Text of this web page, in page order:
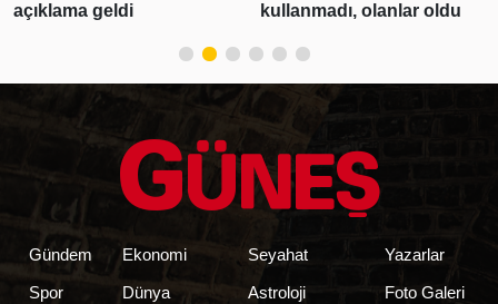
kullanmadı, olanlar oldu
ulaşarak rekor kırdı
Gündem
Spor
Ekonomi
Dünya
Seyahat
Astroloji
Yazarlar
Foto Galeri